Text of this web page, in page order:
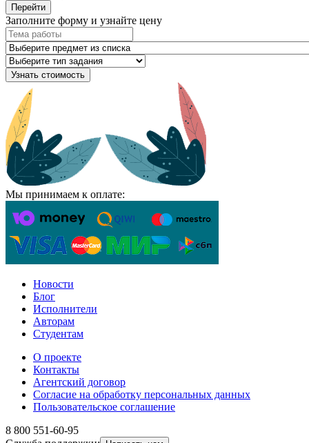
Перейти
Заполните форму и узнайте цену
Узнать стоимость
Мы принимаем к оплате:
Новости
Блог
Исполнители
Авторам
Студентам
О проекте
Контакты
Агентский договор
Согласие на обработку персональных данных
Пользовательское соглашение
8 800 551-60-95